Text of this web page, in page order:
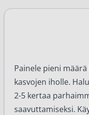
Painele pieni
kasvojen iholle.
2-5 kertaa
saavuttamiseksi.